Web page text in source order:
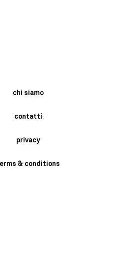
chi siamo
contatti
privacy
& conditions